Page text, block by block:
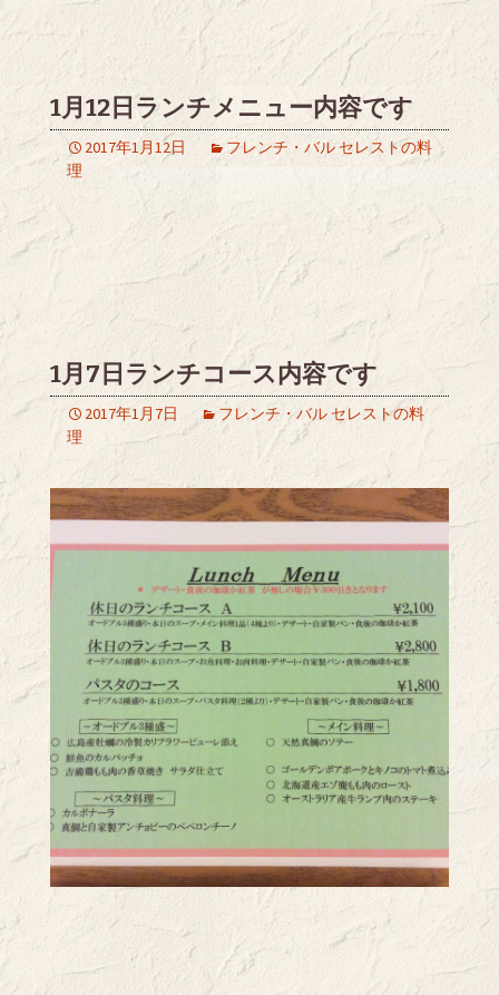
1月12日ランチメニュー内容です
2017年1月12日
フレンチ・バル セレストの料
理
1月7日ランチコース内容です
2017年1月7日
フレンチ・バル セレストの料
理